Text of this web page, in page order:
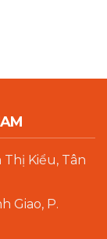
Thị Kiểu, Tân
Giao, P.